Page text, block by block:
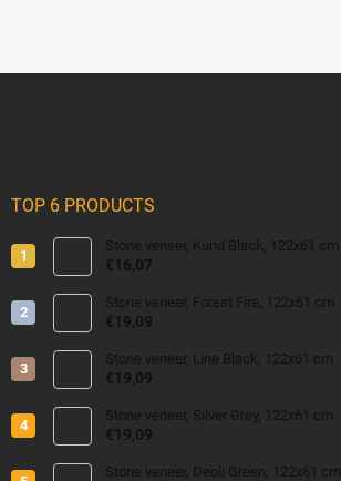
TOP 6 PRODUCTS
Stone veneer, Kund Black, 122x61 cm
€16,07
Stone veneer, Forest Fire, 122x61 cm
€19,09
Stone veneer, Line Black, 122x61 cm
€19,09
Stone veneer, Silver Grey, 122x61 cm
€19,09
Stone veneer, Deoli Green, 122x61 cm